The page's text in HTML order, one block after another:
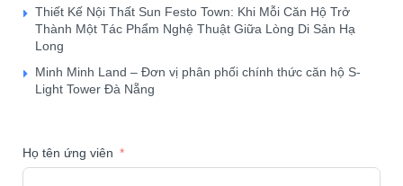
Thiết Kế Nội Thất Sun Festo Town: Khi Mỗi Căn Hộ Trở
Thành Một Tác Phẩm Nghệ Thuật Giữa Lòng Di Sản Hạ
Long
Minh Minh Land – Đơn vị phân phối chính thức căn hộ S-
Light Tower Đà Nẵng
Họ tên ứng viên